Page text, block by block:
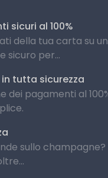
sicuri al 100%
della tua carta su
sicuro per...
tutta sicurezza
dei pagamenti al
sullo champagne?